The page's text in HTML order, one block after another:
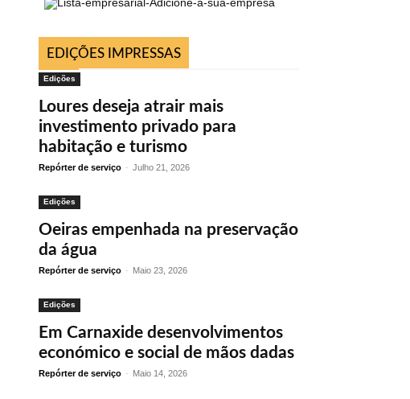
EDIÇÕES IMPRESSAS
Edições
Loures deseja atrair mais
investimento privado para
habitação e turismo
Repórter de serviço - Julho 21, 2026
Edições
Oeiras empenhada na preservação
da água
Repórter de serviço - Maio 23, 2026
Edições
Em Carnaxide desenvolvimentos
económico e social de mãos dadas
Repórter de serviço - Maio 14, 2026